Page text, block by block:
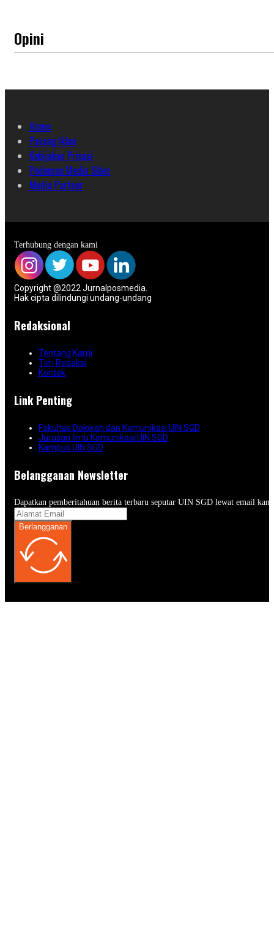
Opini
Home
Pasang Iklan
Kebijakan Privasi
Pedoman Media Siber
Media Partner
Terhubung dengan kami
Copyright @2022 Jurnalposmedia.
Hak cipta dilindungi undang-undang
Redaksional
Tentang Kami
Tim Redaksi
Kontak
Link Penting
Fakultas Dakwah dan Komunikasi UIN SGD
Jurusan Ilmu Komunikasi UIN SGD
Kampus UIN SGD
Belangganan Newsletter
Dapatkan pemberitahuan berita terbaru seputar UIN SGD lewat email
Berlangganan